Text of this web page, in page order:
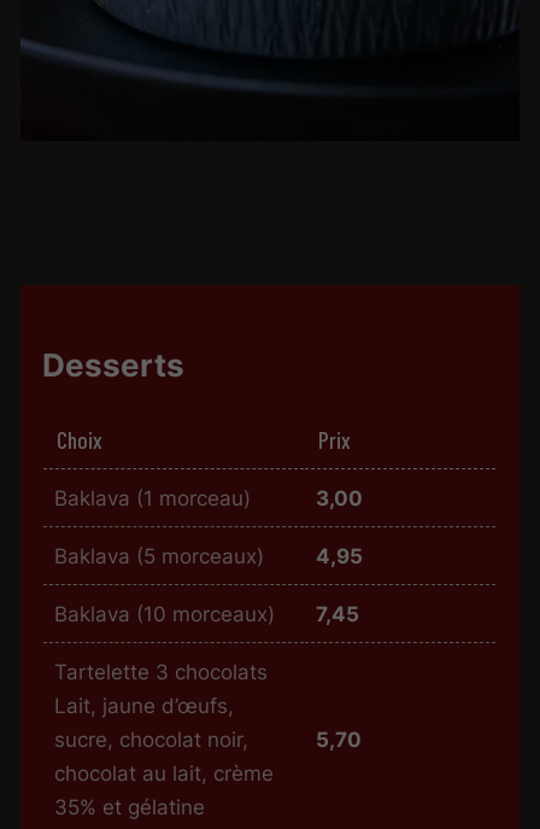
Desserts
Choix Prix
Baklava (1 morceau) 3,00
Baklava (5 morceaux) 4,95
Baklava (10 morceaux) 7,45
Tartelette 3 chocolats
Lait, jaune d’œufs,
sucre, chocolat noir,
chocolat au lait, crème
35% et gélatine
5,70